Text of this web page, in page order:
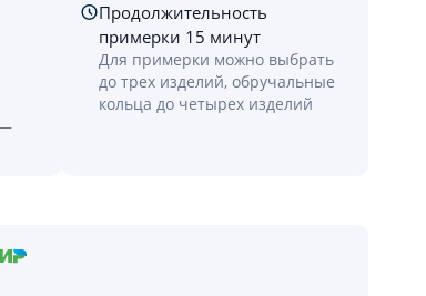
Продолжительность
примерки 15 минут
Для примерки можно выбрать
до трех изделий, обручальные
кольца до четырех изделий